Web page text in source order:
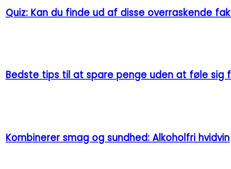
Quiz: Kan du finde ud af disse overraskende
Bedste tips til at spare penge uden at føle sig
Kombinerer smag og sundhed: Alkoholfri hvidvin